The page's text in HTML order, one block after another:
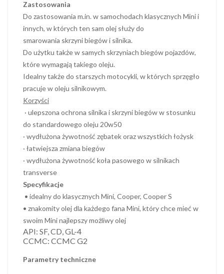
Zastosowania
Do zastosowania m.in. w samochodach klasycznych Mini i
innych, w których ten sam olej służy do
smarowania skrzyni biegów i silnika.
Do użytku także w samych skrzyniach biegów pojazdów,
które wymagają takiego oleju.
Idealny także do starszych motocykli, w których sprzęgło
pracuje w oleju silnikowym.
Korzyści
· ulepszona ochrona silnika i skrzyni biegów w stosunku
do standardowego oleju 20w50
· wydłużona żywotność zębatek oraz wszystkich łożysk
· łatwiejsza zmiana biegów
· wydłużona żywotność koła pasowego w silnikach
transverse
Specyfikacje
• idealny do klasycznych Mini, Cooper, Cooper S
• znakomity olej dla każdego fana Mini, który chce mieć w
swoim Mini najlepszy możliwy olej
API: SF, CD, GL-4
CCMC: CCMC G2
Parametry techniczne